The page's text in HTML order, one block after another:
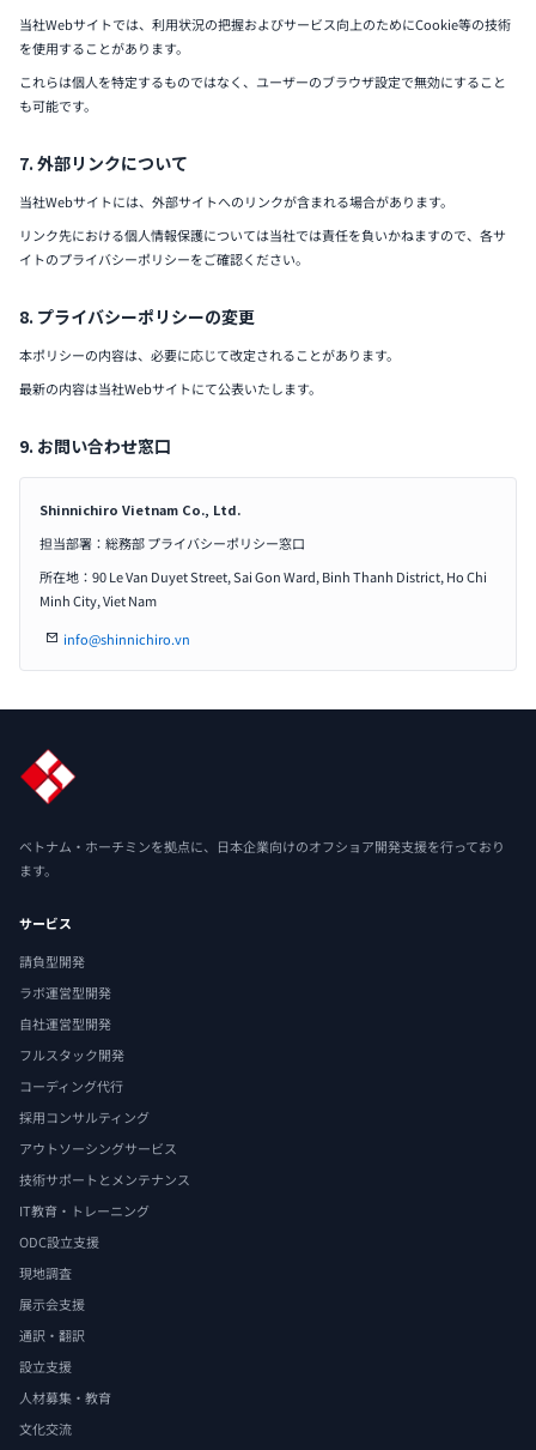
当社Webサイトでは、利用状況の把握およびサービス向上のためにCookie等の技術
を使用することがあります。
これらは個人を特定するものではなく、ユーザーのブラウザ設定で無効にすること
も可能です。
7. 外部リンクについて
当社Webサイトには、外部サイトへのリンクが含まれる場合があります。
リンク先における個人情報保護については当社では責任を負いかねますので、各サ
イトのプライバシーポリシーをご確認ください。
8. プライバシーポリシーの変更
本ポリシーの内容は、必要に応じて改定されることがあります。
最新の内容は当社Webサイトにて公表いたします。
9. お問い合わせ窓口
Shinnichiro Vietnam Co., Ltd.
担当部署：総務部 プライバシーポリシー窓口
所在地：90 Le Van Duyet Street, Sai Gon Ward, Binh Thanh District, Ho Chi
Minh City, Viet Nam
info@shinnichiro.vn
ベトナム・ホーチミンを拠点に、日本企業向けのオフショア開発支援を行っており
ます。
サービス
請負型開発
ラボ運営型開発
自社運営型開発
フルスタック開発
コーディング代行
採用コンサルティング
アウトソーシングサービス
技術サポートとメンテナンス
IT教育・トレーニング
ODC設立支援
現地調査
展示会支援
通訳・翻訳
設立支援
人材募集・教育
文化交流